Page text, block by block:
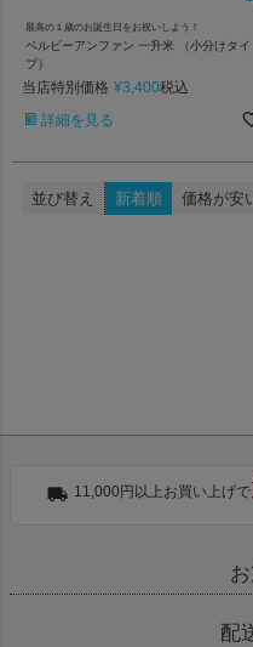
最高の１歳のお誕生日をお祝いしよう！
ベルビーアンファン 一升米 （小分けタイ
プ）
当店特別価格 ¥3,400税込
詳細を見る
並び替え 新着順 価格が安
11,000円以上お買い上げで
配